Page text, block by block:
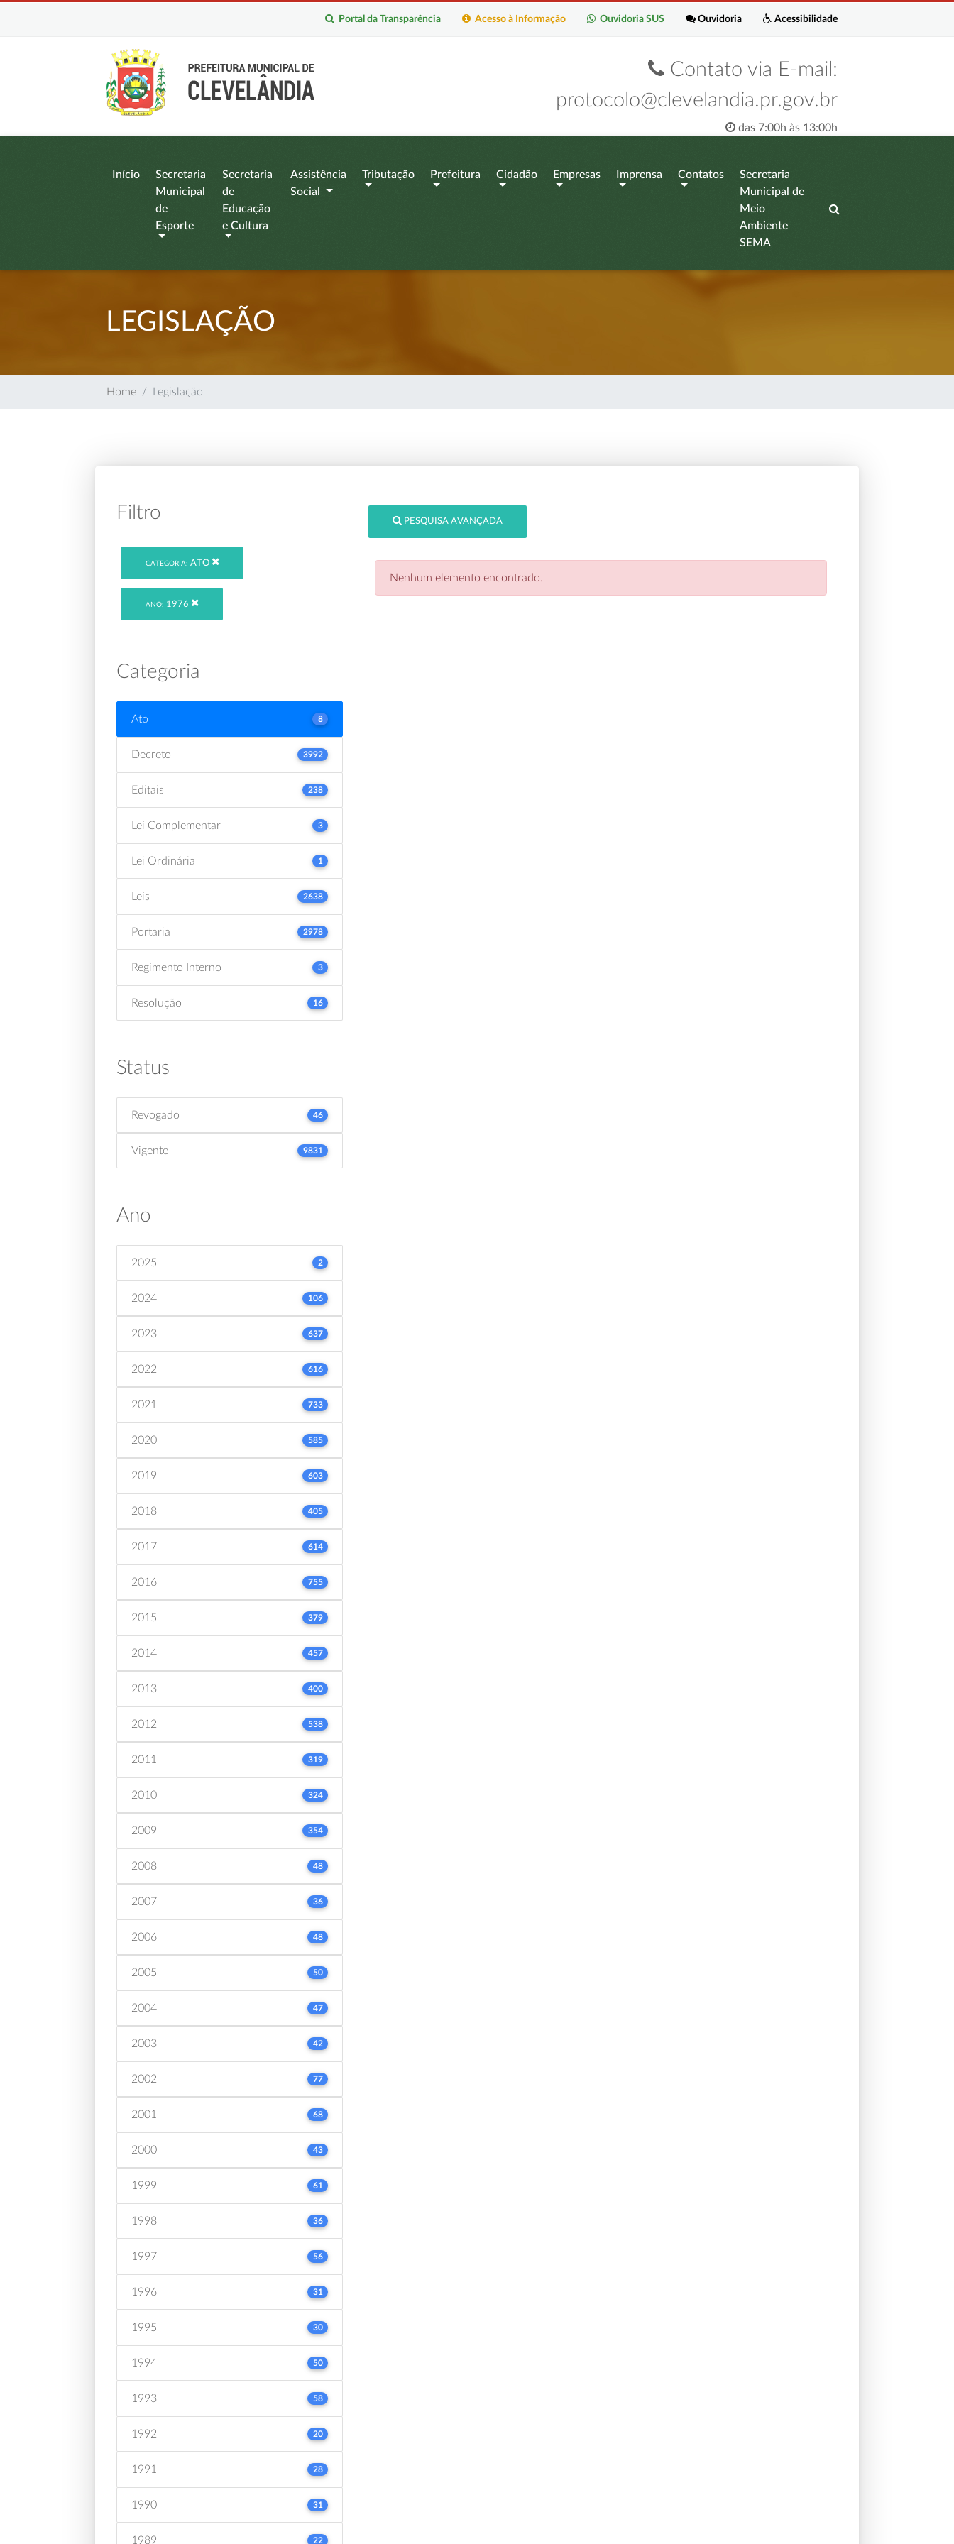
Acessibilidade
Ouvidoria
Ouvidoria SUS
Acesso à Informação
Portal da Transparência
Contato via E-mail:
protocolo@clevelandia.pr.gov.br
das 7:00h às 13:00h
Início
Secretaria
Municipal
de
Esporte
Secretaria
de
Educação
e Cultura
Assistência
Social
Tributação Prefeitura Cidadão Empresas Imprensa Contatos
Secretaria
Municipal de
Meio
Ambiente
SEMA
LEGISLAÇÃO
Home Legislação
Filtro
CATEGORIA: ATO
ANO: 1976
Categoria
Ato 8
Decreto 3992
Editais 238
Lei Complementar 3
Lei Ordinária 1
Leis 2638
Portaria 2978
Regimento Interno 3
Resolução 16
Status
Revogado 46
Vigente 9831
Ano
2025 2
2024 106
2023 637
2022 616
2021 733
2020 585
2019 603
2018 405
2017 614
2016 755
2015 379
2014 457
2013 400
2012 538
2011 319
2010 324
2009 354
2008 48
2007 36
2006 48
2005 50
2004 47
2003 42
2002 77
2001 68
2000 43
1999 61
1998 36
1997 56
1996 31
1995 30
1994 50
1993 58
1992 20
1991 28
1990 31
1989 22
PESQUISA AVANÇADA
Nenhum elemento encontrado.